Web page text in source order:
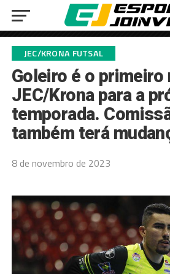
JEC/KRONA FUTSAL
Goleiro é o
JEC/Krona para a
temporada.
também terá
8 de novembro de 2023